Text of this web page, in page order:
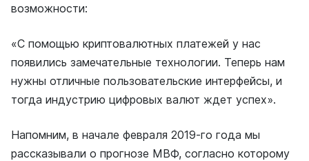
возможности:
«С помощью криптовалютных платежей у нас
появились замечательные технологии. Теперь нам
нужны отличные пользовательские интерфейсы, и
тогда индустрию цифровых валют ждет успех».
Напомним, в начале февраля 2019-го года мы
рассказывали о прогнозе МВФ, согласно которому